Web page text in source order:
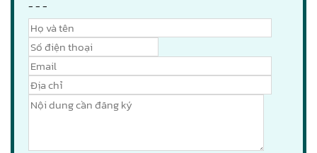
- - -